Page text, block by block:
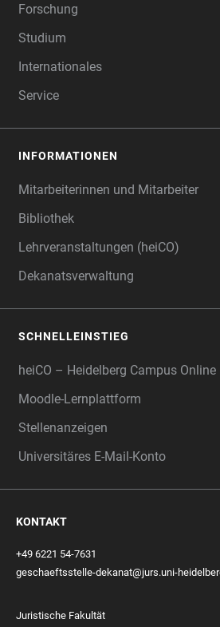
Forschung
Studium
Internationales
Service
INFORMATIONEN
Mitarbeiterinnen und Mitarbeiter
Bibliothek
Lehrveranstaltungen (heiCO)
Dekanatsverwaltung
SCHNELLEINSTIEG
heiCO – Heidelberg Campus Online
Moodle-Lernplattform
Stellenanzeigen
Universitäres E-Mail-Konto
KONTAKT
+49 6221 54-7631
geschaeftsstelle-dekanat@jurs.uni-
Juristische Fakultät